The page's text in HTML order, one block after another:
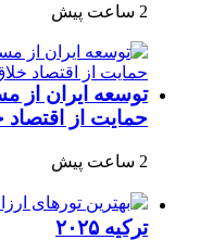
2 ساعت پیش
توسعه ایران از
حمایت از اقتصاد
2 ساعت پیش
ترکیه ۲۰۲۵